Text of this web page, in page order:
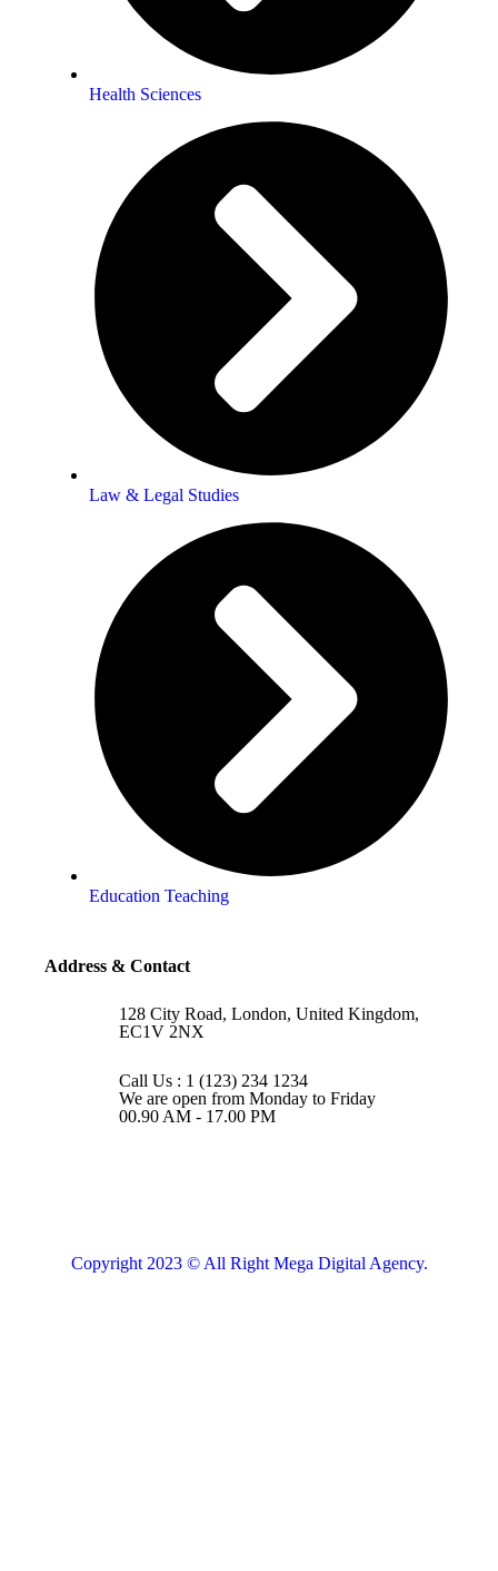
Health Sciences
Law & Legal Studies
Education Teaching
Address & Contact
128 City Road, London, United Kingdom,
EC1V 2NX
Call Us : 1 (123) 234 1234
We are open from Monday to Friday
00.90 AM - 17.00 PM
Copyright 2023 © All Right Mega Digital Agency.